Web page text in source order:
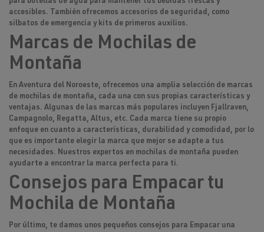
accesibles. También ofrecemos accesorios de seguridad, como
silbatos de emergencia y kits de primeros auxilios.
Marcas de Mochilas de
Montaña
En Aventura del Noroeste, ofrecemos una amplia selección de marcas
de mochilas de montaña, cada una con sus propias características y
ventajas. Algunas de las marcas más populares incluyen Fjallraven,
Campagnolo, Regatta, Altus, etc. Cada marca tiene su propio
enfoque en cuanto a características, durabilidad y comodidad, por lo
que es importante elegir la marca que mejor se adapte a tus
necesidades. Nuestros expertos en mochilas de montaña pueden
ayudarte a encontrar la marca perfecta para ti.
Consejos para Empacar tu
Mochila de Montaña
Por último, te damos unos pequeños consejos para Empacar una